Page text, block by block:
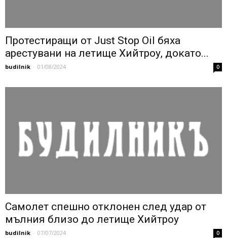
Протестиращи от Just Stop Oil бяха
арестувани на летище Хийтроу, докато...
budilnik - 01/08/2024 0
Самолет спешно отклонен след удар от
мълния близо до летище Хийтроу
budilnik - 07/07/2024 0